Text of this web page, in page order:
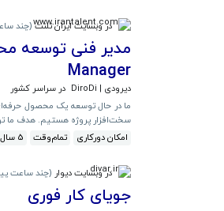
در وبسایت ایران تلنت (چند
Manager
دیرودی | DiroDi
در سراسر کشور
سخت‌افزار پروژه هستیم. هدف ما
امکان دورکاری
تمام‌وقت 5 سال سابقه
در وبسایت دیوار (چند ساعت
جویای کار فوری